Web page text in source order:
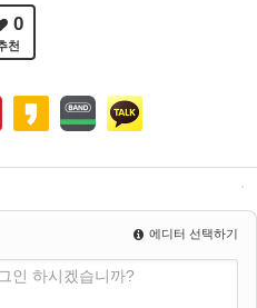
0
천
에디터 선택하기
인 하시겠습니까?